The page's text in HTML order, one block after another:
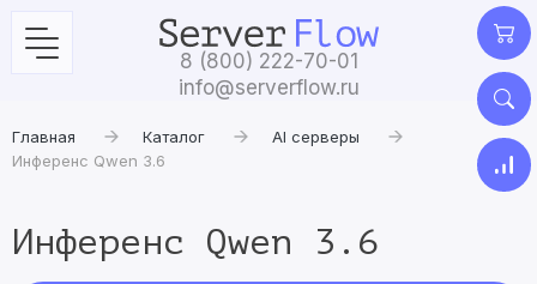
8 (800) 222-70-01
info@serverflow.ru
Главная Каталог
AI серверы
Инференс Qwen 3.6
Инференс Qwen 3.6